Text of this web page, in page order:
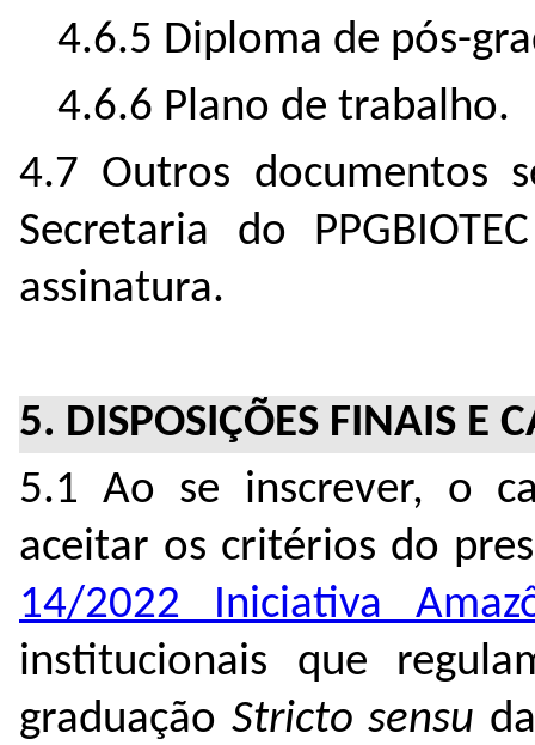
4.6.5 Diploma de pós-
4.6.6 Plano de trabalho.
4.7 Outros documentos
Secretaria do
assinatura.
5. DISPOSIÇÕES FINAIS E
5.1 Ao se inscrever, o
aceitar os critérios do
14/2022 Iniciativa
institucionais que
graduação Stricto sensu